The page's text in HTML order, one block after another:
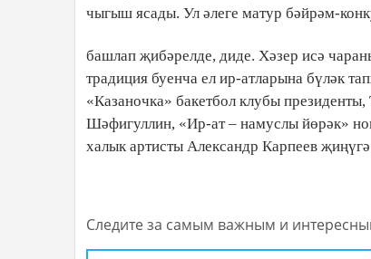
чыгыш ясады. Ул әлеге матур бәйрәм-
башлап җибәрелде, диде. Хәзер исә
традиция буенча ел ир-атларына бүләк
«Казаночка» бакетбол клубы
Шәфигуллин, «Ир-ат – намуслы йөрәк»
халык артисты Александр Карпеев
Следите за самым важным и